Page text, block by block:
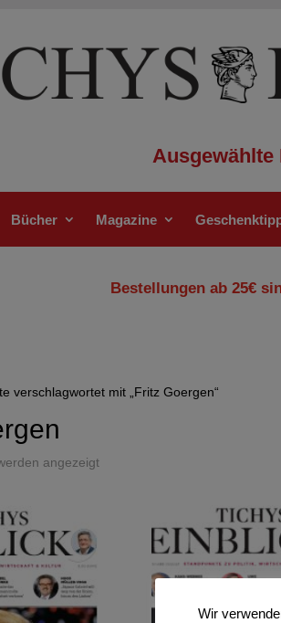
Bücher Magazine
Bestellungen ab 25€
verschlagwortet mit „Fritz Goergen“
angezeigt
Wir